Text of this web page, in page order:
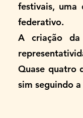
festivais, uma
federativo.
A criação
Quase quatro
sim seguindo